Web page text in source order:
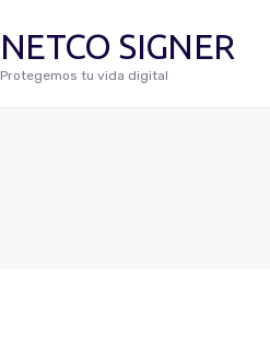
NETCO SIGNER
Protegemos tu vida digital